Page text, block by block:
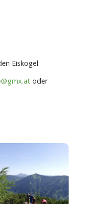
Eiskogel.
oder